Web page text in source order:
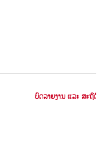
ບົດລາຍງານ ແລະ ສະຖິຕິ